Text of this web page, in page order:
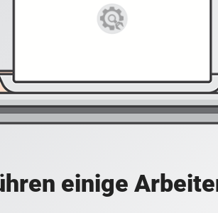
einige